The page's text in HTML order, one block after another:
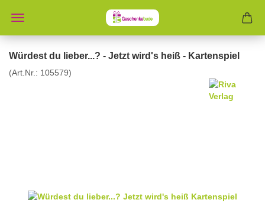
Würdest du lieber...? - Jetzt wird's heiß - Kartenspiel
(Art.Nr.: 105579)